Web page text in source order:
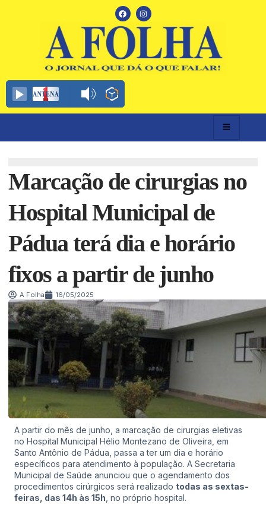
Marcação de cirurgias no
Hospital Municipal de
Pádua terá dia e horário
fixos a partir de junho
A Folha 16/05/2025
A partir do mês de junho, a marcação de cirurgias eletivas
no Hospital Municipal Hélio Montezano de Oliveira, em
Santo Antônio de Pádua, passa a ter um dia e horário
específicos para atendimento à população. A Secretaria
Municipal de Saúde anunciou que o agendamento dos
procedimentos cirúrgicos será realizado todas as sextas-
feiras, das 14h às 15h , no próprio hospital.